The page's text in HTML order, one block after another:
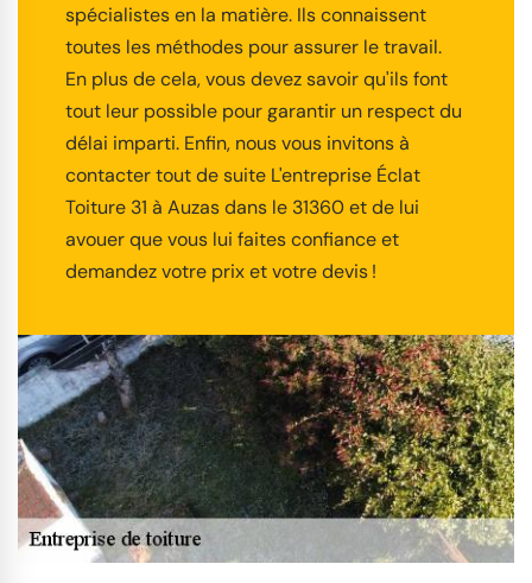
spécialistes en la matière. Ils connaissent
toutes les méthodes pour assurer le travail.
En plus de cela, vous devez savoir qu'ils font
tout leur possible pour garantir un respect du
délai imparti. Enfin, nous vous invitons à
contacter tout de suite L'entreprise Éclat
Toiture 31 à Auzas dans le 31360 et de lui
avouer que vous lui faites confiance et
demandez votre prix et votre devis !